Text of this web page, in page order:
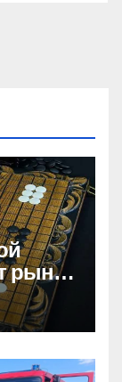
рынок
сами